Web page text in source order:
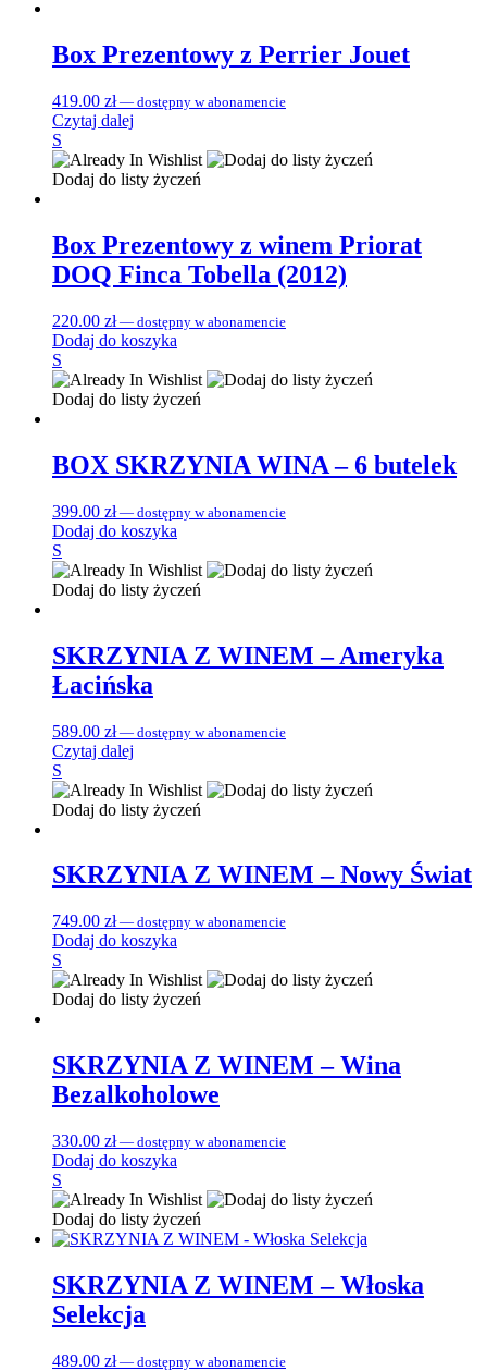
Box Prezentowy z Perrier Jouet
419.00 zł — dostępny w abonamencie
Czytaj dalej
S
Dodaj do listy życzeń
Box Prezentowy z winem Priorat
DOQ Finca Tobella (2012)
220.00 zł — dostępny w abonamencie
Dodaj do koszyka
S
Dodaj do listy życzeń
BOX SKRZYNIA WINA – 6 butelek
399.00 zł — dostępny w abonamencie
Dodaj do koszyka
S
Dodaj do listy życzeń
SKRZYNIA Z WINEM – Ameryka
Łacińska
589.00 zł — dostępny w abonamencie
Czytaj dalej
S
Dodaj do listy życzeń
SKRZYNIA Z WINEM – Nowy Świat
749.00 zł — dostępny w abonamencie
Dodaj do koszyka
S
Dodaj do listy życzeń
SKRZYNIA Z WINEM – Wina
Bezalkoholowe
330.00 zł — dostępny w abonamencie
Dodaj do koszyka
S
Dodaj do listy życzeń
SKRZYNIA Z WINEM – Włoska
Selekcja
489.00 zł — dostępny w abonamencie